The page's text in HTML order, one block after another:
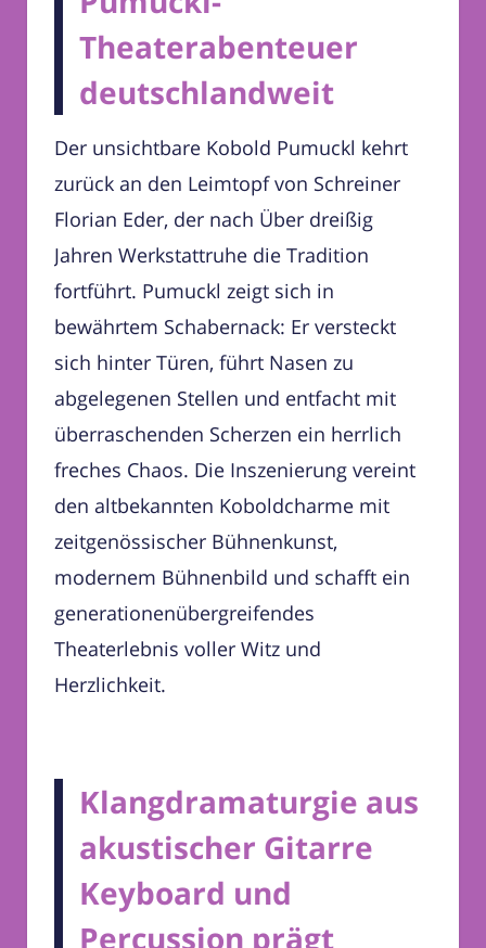
Theaterabenteuer
deutschlandweit
Der unsichtbare Kobold Pumuckl kehrt
zurück an den Leimtopf von Schreiner
Florian Eder, der nach Über dreißig
Jahren Werkstattruhe die Tradition
fortführt. Pumuckl zeigt sich in
bewährtem Schabernack: Er versteckt
sich hinter Türen, führt Nasen zu
abgelegenen Stellen und entfacht mit
überraschenden Scherzen ein herrlich
freches Chaos. Die Inszenierung vereint
den altbekannten Koboldcharme mit
zeitgenössischer Bühnenkunst,
modernem Bühnenbild und schafft ein
generationenübergreifendes
Theaterlebnis voller Witz und
Herzlichkeit.
Klangdramaturgie aus
akustischer Gitarre
Keyboard und
Percussion prägt